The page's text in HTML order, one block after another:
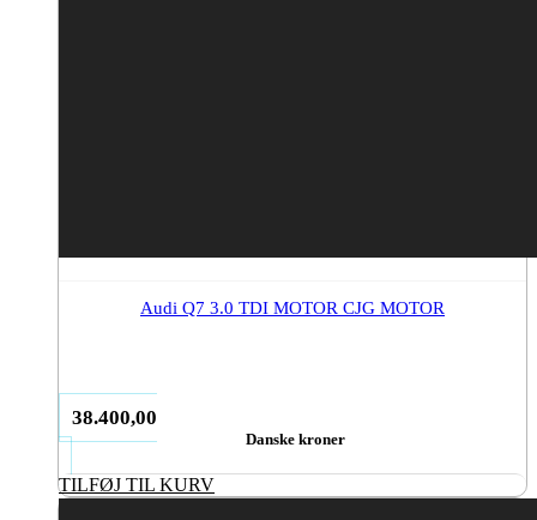
Audi Q7 3.0 TDI MOTOR CJG MOTOR
38.400,00
Danske kroner
TILFØJ TIL KURV